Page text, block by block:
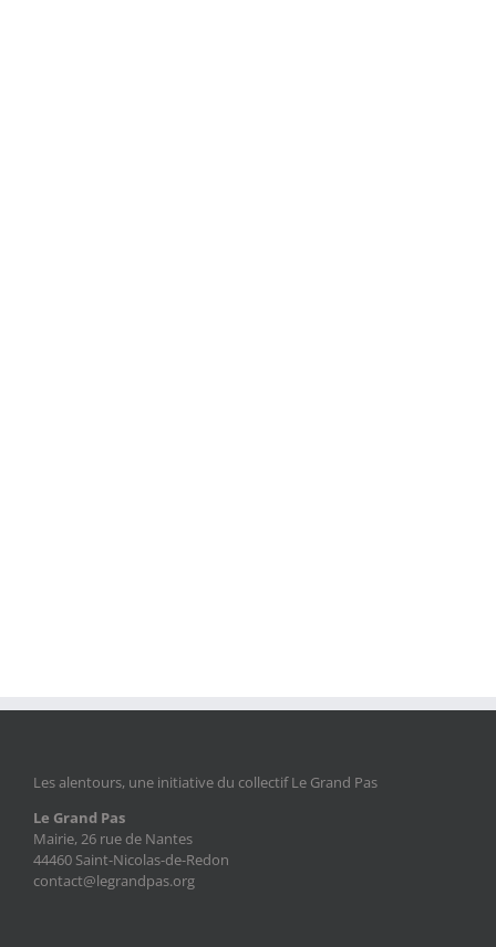
Les alentours, une initiative du collectif Le Grand Pas
Le Grand Pas
Mairie, 26 rue de Nantes
44460 Saint-Nicolas-de-Redon
contact@legrandpas.org